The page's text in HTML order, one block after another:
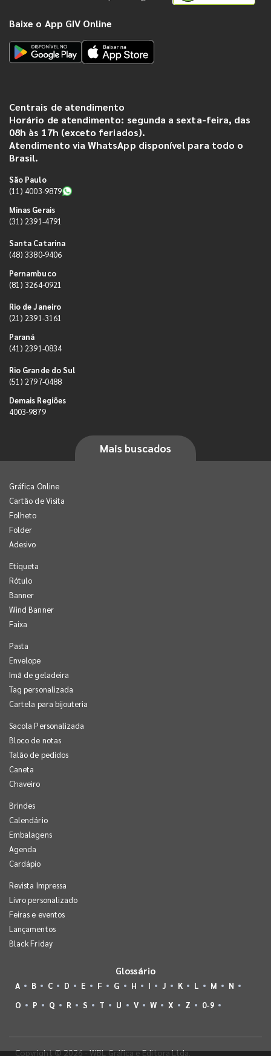
Baixe o App GIV Online
Centrais de atendimento
Horário de atendimento: segunda a sexta-feira, das
08h às 17h (exceto feriados).
Atendimento via WhatsApp disponível para todo o
Brasil.
São Paulo
(11) 4003-9879
Minas Gerais
(31) 2391-4791
Santa Catarina
(48) 3380-9406
Pernambuco
(81) 3264-0921
Rio de Janeiro
(21) 2391-3161
Paraná
(41) 2391-0834
Rio Grande do Sul
(51) 2797-0488
Demais Regiões
4003-9879
Mais buscados
Gráfica Online
Cartão de Visita
Folheto
Folder
Adesivo
Etiqueta
Rótulo
Banner
Wind Banner
Faixa
Pasta
Envelope
Imã de geladeira
Tag personalizada
Cartela para bijouteria
Sacola Personalizada
Bloco de notas
Talão de pedidos
Caneta
Chaveiro
Brindes
Calendário
Embalagens
Agenda
Cardápio
Revista Impressa
Livro personalizado
Feiras e eventos
Lançamentos
Black Friday
Glossário
A B C D E F G H I J K L M
N
O
P Q R S T U V W X Z 0-9
Copyright © 2026 - WBL Gráfica e Editora Ltda.